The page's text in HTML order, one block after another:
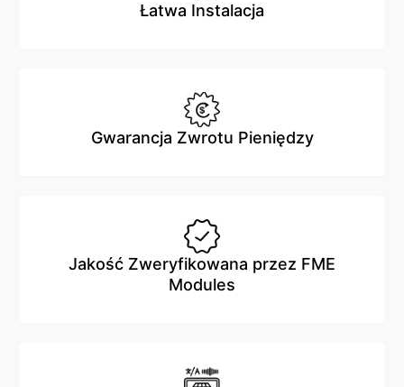
Łatwa Instalacja
Gwarancja Zwrotu Pieniędzy
Jakość Zweryfikowana przez FME
Modules